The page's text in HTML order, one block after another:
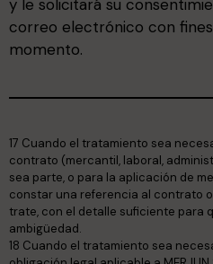
y le solicitará su
correo electrónico con
momento.
17 Cuando el tratamiento sea
contrato (mercantil, laboral,
sea parte, o para la aplicación de
constar una referencia al contrato
trate, con el detalle suficiente para
ambigüedad.
18 Cuando el tratamiento sea